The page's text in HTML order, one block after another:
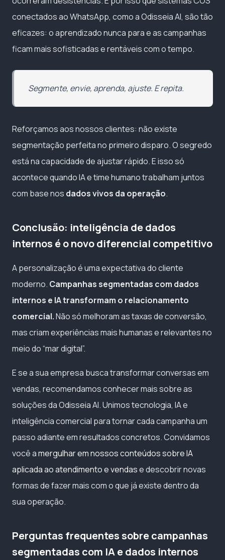
conectados ao WhatsApp, como a Odisseia AI, são tão
eficazes: o aprendizado nunca para e as campanhas
ficam mais sofisticadas e rentáveis com o tempo.
Segmente, envie, aprenda, ajuste. E repita.
Reforçamos aos nossos clientes: não existe
segmentação perfeita no primeiro disparo. O segredo
está na capacidade de ajustar rápido. E isso só
acontece quando IA e time humano trabalham juntos
com base nos dados vivos da operação.
Conclusão: inteligência de dados
internos é o novo diferencial competitivo
A personalização é uma expectativa do cliente
moderno. Campanhas segmentadas com dados
internos e IA transformam o relacionamento
comercial.Não só melhoram as taxas de conversão,
mas criam experiências mais humanas e relevantes no
meio do “mar digital”.
E se a sua empresa busca transformar conversas em
vendas, recomendamos conhecer mais sobre as
soluções da Odisseia AI. Unimos tecnologia, IA e
inteligência comercial para tornar cada campanha um
passo adiante em resultados concretos. Convidamos
você amergulhar em nossos conteúdos sobre IA
aplicada ao atendimento e vendase descobrir novas
formas de fazer mais com o que já existe dentro da
sua operação.
Perguntas frequentes sobre campanhas
segmentadas com IA e dados internos